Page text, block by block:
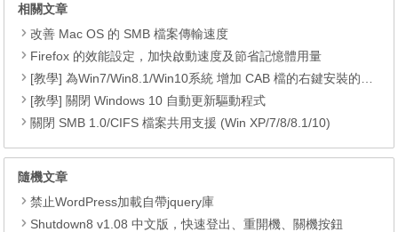
相關文章
改善 Mac OS 的 SMB 檔案傳輸速度
Firefox 的效能設定，加快啟動速度及節省記憶體用量
[教學] 為Win7/Win8.1/Win10系統 增加 CAB 檔的右鍵安裝的功能
[教學] 關閉 Windows 10 自動更新驅動程式
關閉 SMB 1.0/CIFS 檔案共用支援 (Win XP/7/8/8.1/10)
隨機文章
禁止WordPress加載自帶jquery庫
Shutdown8 v1.08 中文版，快速登出、重開機、關機按鈕